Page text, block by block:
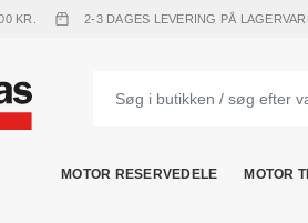
KR. 2-3 DAGES LEVERING PÅ
MOTOR RESERVEDELE MOTOR